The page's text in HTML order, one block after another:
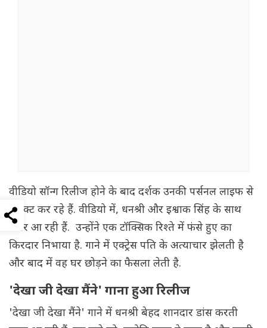
वीडियो सॉन्ग रिलीज होने के बाद दर्शक उनकी पर्सनल लाइफ से
कनेक्ट कर रहे हैं. वीडियो में, धनश्री और इश्वाक सिंह के साथ
नजर आ रही हैं. उन्होंने एक टॉक्सिक रिश्ते में फंसे हुए का
किरदार निभाया है. गाने में एक्ट्रेस पति के अत्याचार झेलती है
और बाद में वह घर छोड़ने का फैसला लेती है.
'देखा जी देखा मैंने' गाना हुआ रिलीज
'देखा जी देखा मैंने' गाने में धनश्री बेहद शानदार डांस करती